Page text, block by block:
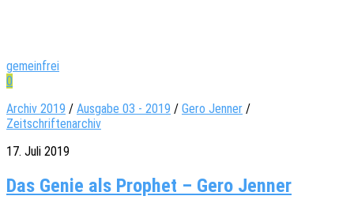
gemeinfrei
0
Archiv 2019 / Ausgabe 03 - 2019 / Gero Jenner /
Zeitschriftenarchiv
17. Juli 2019
Das Genie als Prophet – Gero Jenner